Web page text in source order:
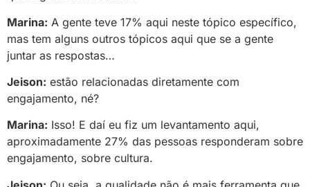
Marina: A gente teve 17% aqui neste tópico específico,
mas tem alguns outros tópicos aqui que se a gente
juntar as respostas…
Jeison: estão relacionadas diretamente com
engajamento, né?
Marina: Isso! E daí eu fiz um levantamento aqui,
aproximadamente 27% das pessoas responderam sobre
engajamento, sobre cultura.